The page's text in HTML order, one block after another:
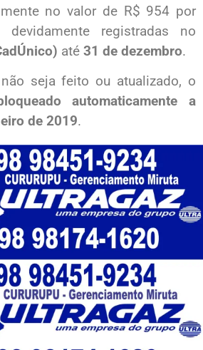
no valor de R$ 954 por
registradas no
até 31 de dezembro.
seja feito ou atualizado, o
automaticamente a
de 2019.